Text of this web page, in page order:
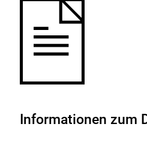
Informationen zum